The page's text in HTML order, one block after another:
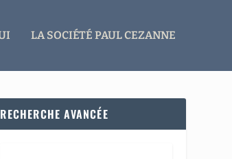
LA SOCIÉTÉ PAUL CEZANNE
RECHERCHE AVANCÉE